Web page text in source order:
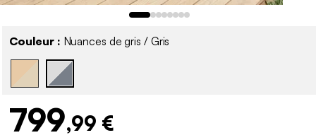
Couleur : Nuances de gris / Gris
799,99 €